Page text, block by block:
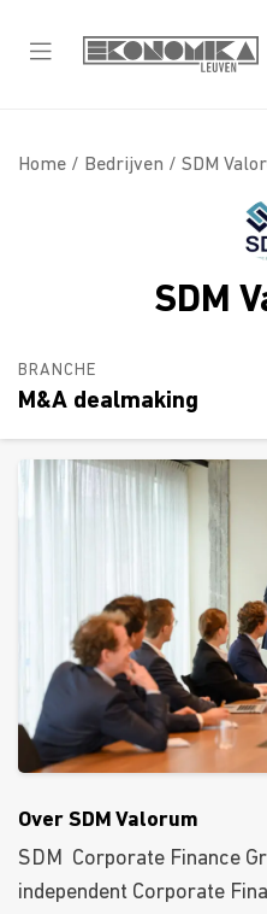
Home / Bedrijven / SDM
SDM
BRANCHE
M&A dealmaking
Over SDM Valorum
SDM Corporate Finance
independent Corporate